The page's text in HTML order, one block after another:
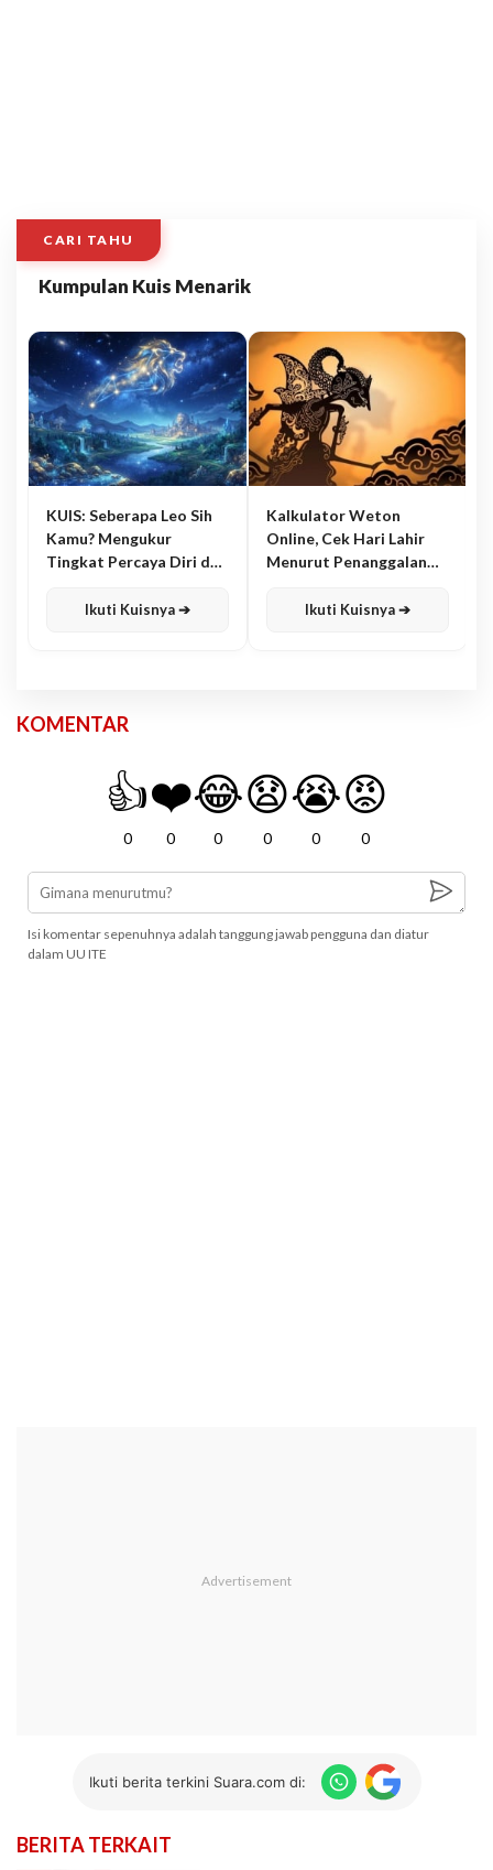
CARI TAHU
Kumpulan Kuis Menarik
KUIS: Seberapa Leo Sih
Kamu? Mengukur
Tingkat Percaya Diri dan
Ikuti Kuisnya ➔
Kalkulator Weton
Online, Cek Hari Lahir
Menurut Penanggalan
Ikuti Kuisnya ➔
KOMENTAR
👍
0
❤️
0
😂
0
😧
0
😭
0
😡
0
Isi komentar sepenuhnya adalah tanggung jawab pengguna dan diatur
dalam UU ITE
Ikuti berita terkini Suara.com di:
BERITA TERKAIT